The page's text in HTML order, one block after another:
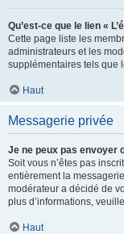
Qu’est-ce que le lien «
Cette page liste les
administrateurs et les
supplémentaires tels que
Haut
Messagerie privée
Je ne peux pas envoyer
Soit vous n’êtes pas
entièrement la
modérateur a décidé de
plus d’informations,
Haut